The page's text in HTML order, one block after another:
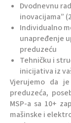
Dvodnevnu
inovacijama”
Individualno
unapređenje
preduzeću
Tehničku i
inicijativa iz
Vjerujemo da
preduzeća,
MSP-a sa 10+
mašinske i